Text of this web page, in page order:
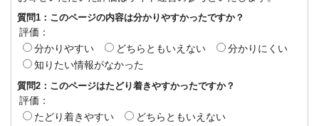
質問1：このページの内容は分かりやすかったですか？
評価：
分かりやすい
どちらともいえない
分かりにくい
知りたい情報がなかった
質問2：このページはたどり着きやすかったですか？
評価：
たどり着きやすい
どちらともいえない